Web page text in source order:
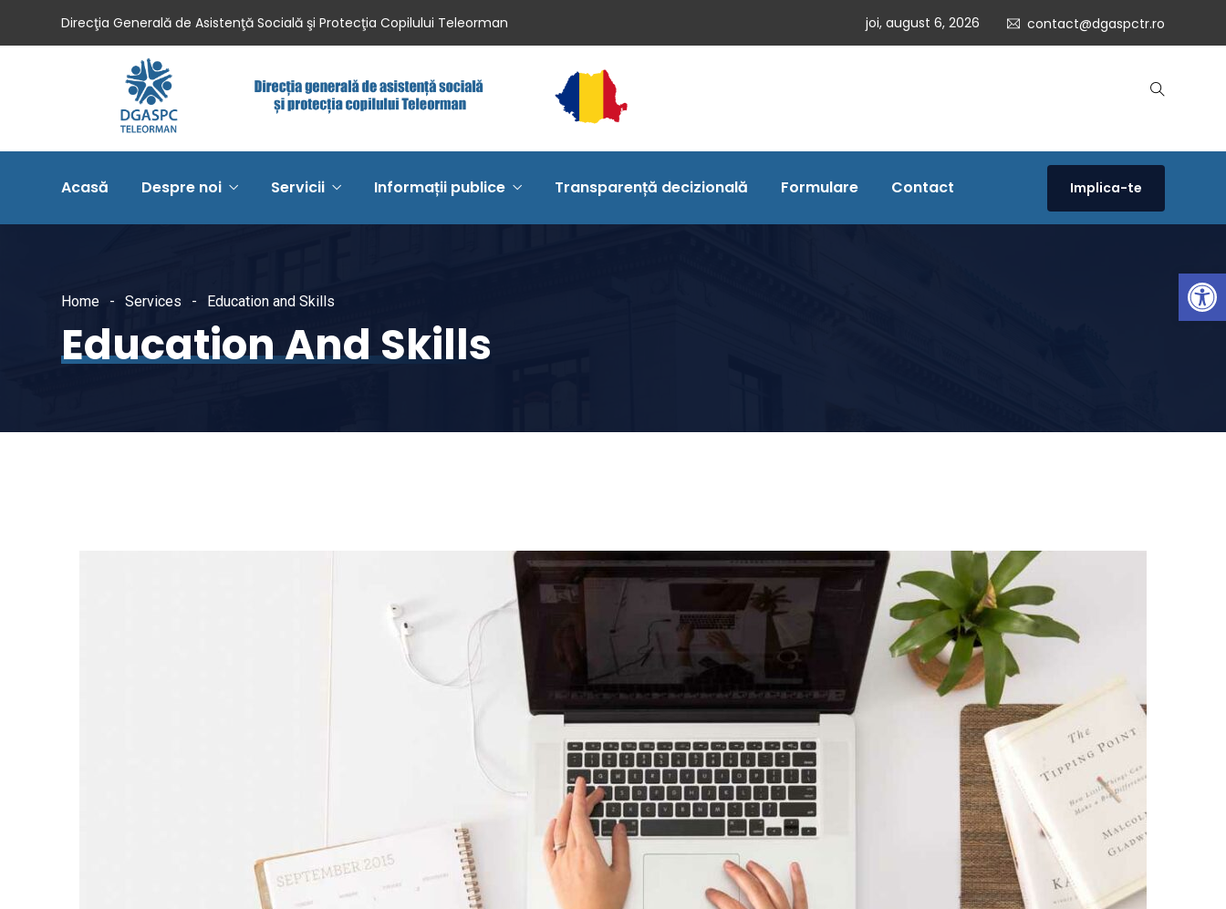
Direcţia Generală de Asistenţă Socială şi Protecţia Copilului Teleorman joi, august 6, 2026 contact@dgaspctr.ro
Acasă Despre noi Servicii Informații publice Transparență decizională Formulare Contact Implica-te
Home Services Education and Skills
Education And Skills